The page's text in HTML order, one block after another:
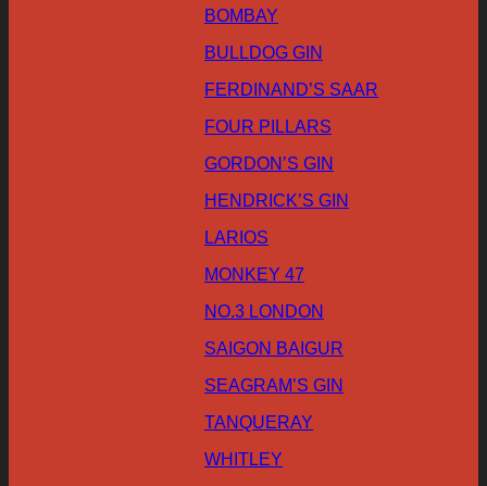
BOMBAY
BULLDOG GIN
FERDINAND’S SAAR
FOUR PILLARS
GORDON’S GIN
HENDRICK’S GIN
LARIOS
MONKEY 47
NO.3 LONDON
SAIGON BAIGUR
SEAGRAM’S GIN
TANQUERAY
WHITLEY